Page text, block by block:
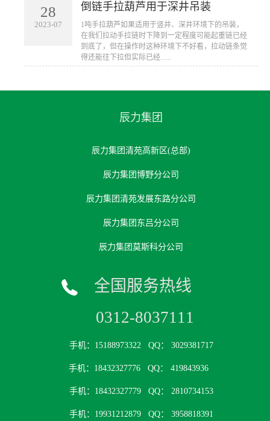
28
2023-07
倒链手拉葫芦用于深井吊装
1吨手拉葫芦如果适用于竖井、深井环境下的吊装，
在我们拉动手拉链时下降到一定程度可能起重链已经
到底了，但在操作时这种环境下不好看，拉动链条觉
得还能往下拉但实际已经......
辰力集团
辰力集团清苑高新区(总部)
辰力集团博野分公司
辰力集团清苑发展东路分公司
辰力集团东吕分公司
辰力集团莫斯科分公司
全国服务热线
0312-8037111
手机：15188973322 QQ： 3029381717
手机：18432327776 QQ： 419843936
手机：18432327779QQ： 2810734153
手机：19931212879 QQ： 3958818391